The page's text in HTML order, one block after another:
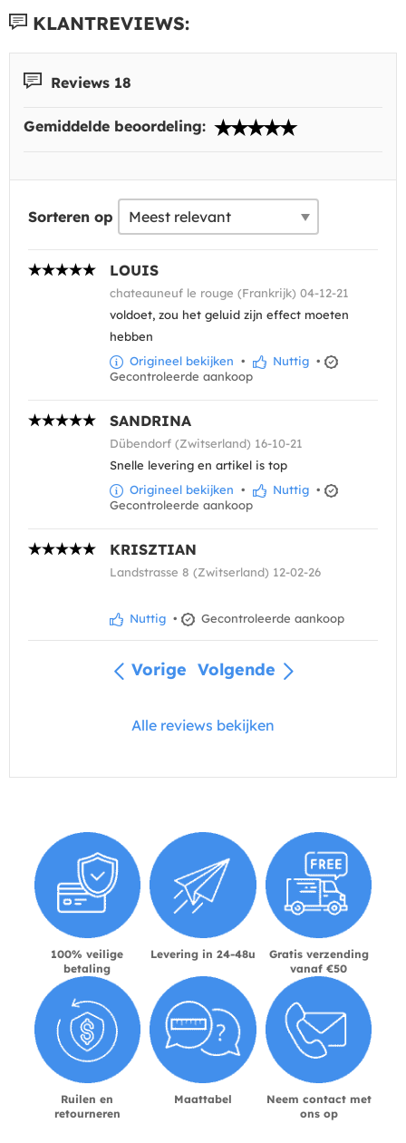
KLANTREVIEWS:
Reviews 18
Gemiddelde beoordeling:
Sorteren op
LOUIS
chateauneuf le rouge (Frankrijk) 04-12-21
voldoet, zou het geluid zijn effect moeten
hebben
Origineel bekijken • Nuttig •
Gecontroleerde aankoop
SANDRINA
Dübendorf (Zwitserland) 16-10-21
Snelle levering en artikel is top
Origineel bekijken • Nuttig •
Gecontroleerde aankoop
KRISZTIAN
Landstrasse 8 (Zwitserland) 12-02-26
Nuttig • Gecontroleerde aankoop
Vorige Volgende
Alle reviews bekijken
100% veilige
betaling
Levering in 24-48u
Gratis verzending
vanaf €50
Ruilen en
retourneren
Maattabel
Neem contact met
ons op